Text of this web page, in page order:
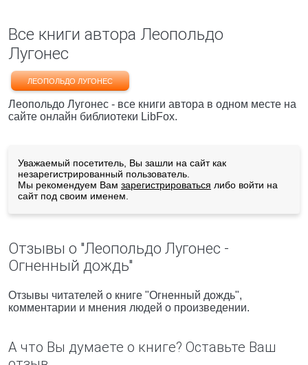
Все книги автора Леопольдо
Лугонес
ЛЕОПОЛЬДО ЛУГОНЕС
Леопольдо Лугонес - все книги автора в одном месте на
сайте онлайн библиотеки LibFox.
Уважаемый посетитель, Вы зашли на сайт как
незарегистрированный пользователь.
Мы рекомендуем Вам зарегистрироваться либо войти на
сайт под своим именем.
Отзывы о "Леопольдо Лугонес -
Огненный дождь"
Отзывы читателей о книге "Огненный дождь",
комментарии и мнения людей о произведении.
А что Вы думаете о книге? Оставьте Ваш